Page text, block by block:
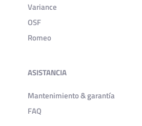
Variance
OSF
Romeo
ASISTANCIA
Mantenimiento & garantía
FAQ